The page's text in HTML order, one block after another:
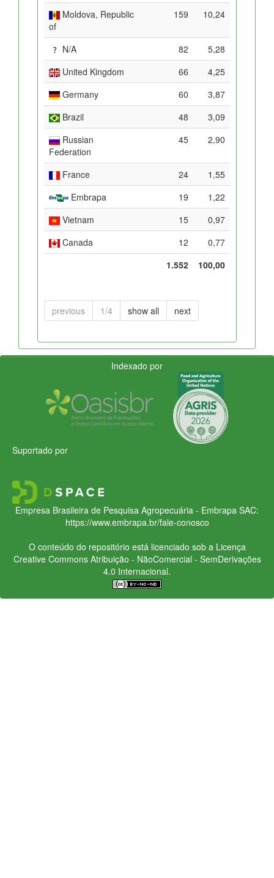
Moldova, Republic
of
159 10,24
N/A 82
5,28
United Kingdom
66
4,25
Germany
60
3,87
Brazil
48
3,09
Russian
Federation
45 2,90
France 24
1,55
Embrapa
19
1,22
Vietnam
15
0,97
Canada
12
0,77
1.552
100,00
previous 1/4 show all next
Indexado por
Suportado por
Empresa Brasileira de Pesquisa Agropecuária - Embrapa SAC:
https://www.embrapa.br/fale-conosco
O conteúdo do repositório está licenciado sob a Licença
Creative CommonsAtribuição - NãoComercial - SemDerivações
4.0 Internacional.